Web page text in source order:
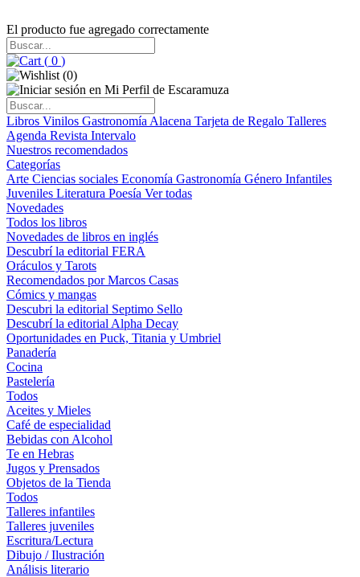
El producto fue agregado correctamente
( 0 )
(0)
Libros Vinilos Gastronomía Alacena Tarjeta de Regalo Talleres
Agenda Revista Intervalo
Nuestros recomendados
Categorías
Arte Ciencias sociales Economía Gastronomía Género Infantiles
Juveniles Literatura Poesía Ver todas
Novedades
Todos los libros
Novedades de libros en inglés
Descubrí la editorial FERA
Oráculos y Tarots
Recomendados por Marcos Casas
Cómics y mangas
Descubri la editorial Septimo Sello
Descubrí la editorial Alpha Decay
Oportunidades en Puck, Titania y Umbriel
Panadería
Cocina
Pastelería
Todos
Aceites y Mieles
Café de especialidad
Bebidas con Alcohol
Te en Hebras
Jugos y Prensados
Objetos de la Tienda
Todos
Talleres infantiles
Talleres juveniles
Escritura/Lectura
Dibujo / Ilustración
Análisis literario